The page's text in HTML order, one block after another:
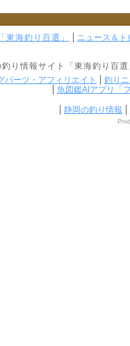
東海釣り百選」 ニュース＆ト
釣り情報サイト「 東海釣り百選
パーツ・アフィリエイト
釣り
魚図鑑AIアプリ「
静岡の釣り情報